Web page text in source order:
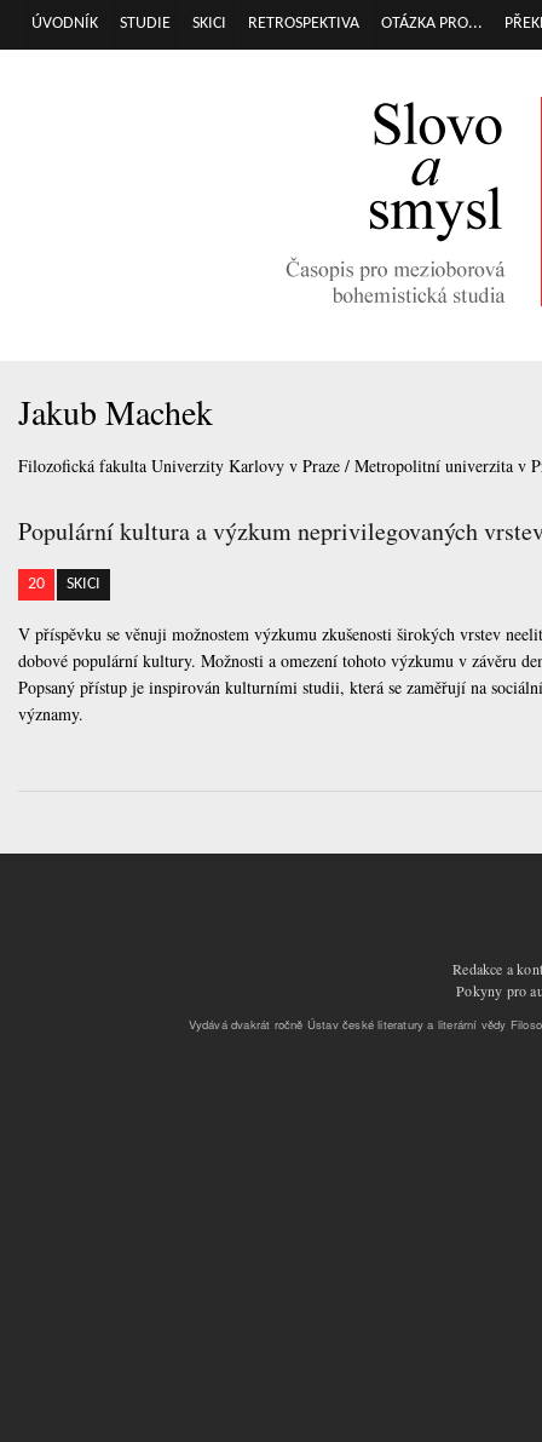
Hlavní menu
ÚVODNÍK STUDIE SKICI RETROSPEKTIVA OTÁZKA PRO...
Jakub Machek
Filozofická fakulta Univerzity Karlovy v Praze / Metropolitní univerzita v
Populární kultura a výzkum neprivilegovaných
20 SKICI
V příspěvku se věnuji možnostem výzkumu zkušenosti širokých vrstev
dobové populární kultury. Možnosti a omezení tohoto výzkumu v závěru
Popsaný přístup je inspirován kulturními studii, která se zaměřují na
významy.
Redakce a
Pokyny pro
Vydává dvakrát ročně Ústav české literatury a literární vědy